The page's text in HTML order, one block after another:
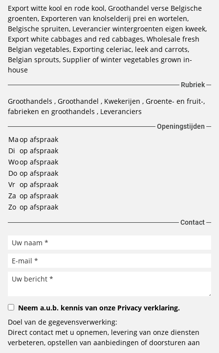
Export witte kool en rode kool Groothandel verse Belgische
groenten Exporteren van knolselderij prei en wortelen
Belgische spruiten Leverancier wintergroenten eigen kweek
Export white cabbages and red cabbages Wholesale fresh
Belgian vegetables Exporting celeriac, leek and carrots
Belgian sprouts Supplier of winter vegetables grown in-
house
Rubriek
Groothandels Groothandel Kwekerijen
Groente- en fruit-,
fabrieken en groothandels
Leveranciers
Openingstijden
Maop afspraak
Di op afspraak
Woop afspraak
Do op afspraak
Vr op afspraak
Za op afspraak
Zo op afspraak
Contact
Neem a.u.b. kennis van onze Privacy verklaring.
Doel van de gegevensverwerking:
Direct contact met u opnemen, levering van onze diensten
verbeteren, opstellen van aanbiedingen of doorsturen aan